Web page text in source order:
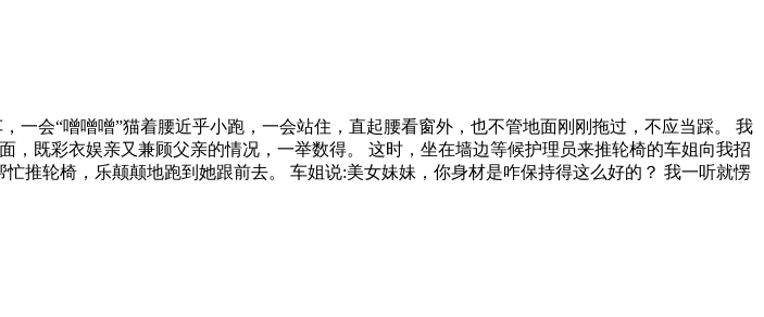
一会“噌噌噌”猫着腰近乎小跑，一会站住，直起腰看窗外，也不管地面刚刚拖过，不应当踩。 我
既彩衣娱亲又兼顾父亲的情况，一举数得。 这时，坐在墙边等候护理员来推轮椅的车姐向我招
推轮椅，乐颠颠地跑到她跟前去。 车姐说:美女妹妹，你身材是咋保持得这么好的？ 我一听就愣